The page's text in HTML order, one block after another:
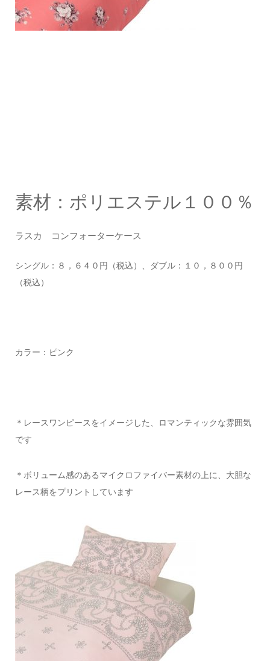
素材：ポリエステル１００％
ラスカ コンフォーターケース
シングル：８，６４０円（税込）、ダブル：１０，８００円
（税込）
カラー：ピンク
＊レースワンピースをイメージした、ロマンティックな雰囲気
です
＊ボリューム感のあるマイクロファイバー素材の上に、大胆な
レース柄をプリントしています